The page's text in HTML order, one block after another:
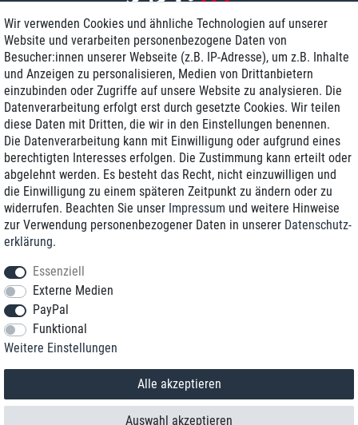
Zustellung am nächsten Werktag
Günstiger Versand
Generalüberholt mit Garantie
+49 8989 96160*
*Sie erreichen uns zum Ortstarif von Montag bis Freitag von 9 Uhr - 18 Uhr.
© 2018 TOP TEN Computervertrieb GmbH
Wir verwenden Cookies und ähnliche Technologien auf unserer
Website und verarbeiten personenbezogene Daten von
Besucher:innen unserer Webseite (z.B. IP-Adresse), um z.B. Inhalte
und Anzeigen zu personalisieren, Medien von Drittanbietern
einzubinden oder Zugriffe auf unsere Website zu analysieren. Die
Datenverarbeitung erfolgt erst durch gesetzte Cookies. Wir teilen
diese Daten mit Dritten, die wir in den Einstellungen benennen.
Die Datenverarbeitung kann mit Einwilligung oder aufgrund eines
berechtigten Interesses erfolgen. Die Zustimmung kann erteilt oder
abgelehnt werden. Es besteht das Recht, nicht einzuwilligen und
die Einwilligung zu einem späteren Zeitpunkt zu ändern oder zu
widerrufen. Beachten Sie unser Impressum und weitere Hinweise
zur Verwendung personenbezogener Daten in unserer Daten­schutz­
erklärung.
Essenziell
Externe Medien
PayPal
Funktional
Weitere Einstellungen
Alle akzeptieren
Auswahl akzeptieren